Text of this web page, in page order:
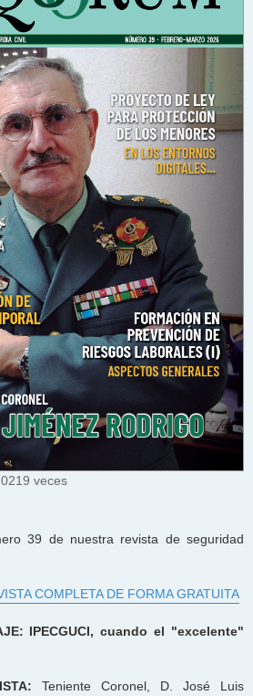
veces
39 de nuestra revista de seguridad
COMPLETA DE FORMA GRATUITA
IPECGUCI, cuando el "excelente"
Teniente Coronel, D. José Luis